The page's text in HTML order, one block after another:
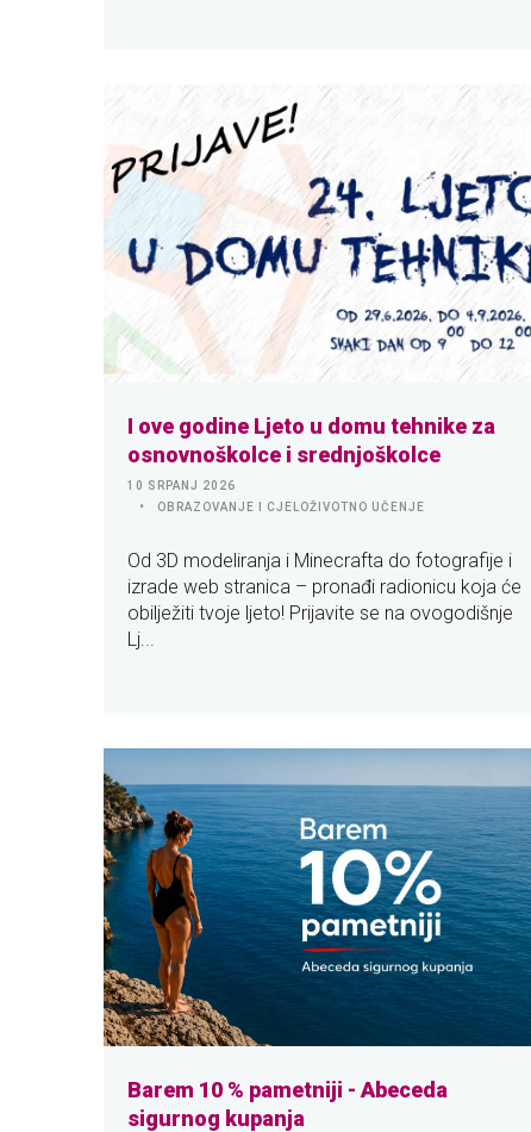
I ove godine Ljeto u domu tehnike za
osnovnoškolce i srednjoškolce
10 SRPANJ 2026
OBRAZOVANJE I CJELOŽIVOTNO UČENJE
Od 3D modeliranja i Minecrafta do fotografije i
izrade web stranica – pronađi radionicu koja će
obilježiti tvoje ljeto! Prijavite se na ovogodišnje
Lj...
Barem 10 % pametniji - Abeceda
sigurnog kupanja